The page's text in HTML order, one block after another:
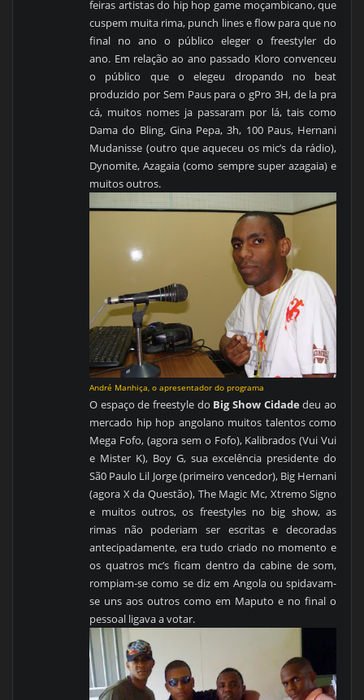
feiras artistas do hip hop game moçambicano, que
cuspem muita rima, punch lines e flow para que no
final no ano o público eleger o freestyler do
ano. Em relação ao ano passado Kloro convenceu
o público que o elegeu dropando no beat
produzido por Sem Paus para o gPro 3H, de la pra
cá, muitos nomes ja passaram por lá, tais como
Dama do Bling, Gina Pepa, 3h, 100 Paus, Hernani
Mudanisse (outro que aqueceu os mic’s da rádio),
Dynomite, Azagaia (como sempre super azagaia) e
muitos outros.
André Manhiça, o apresentador do programa
O espaço de freestyle do Big Show Cidade deu ao
mercado hip hop angolano muitos talentos como
Mega Fofo, (agora sem o Fofo), Kalibrados (Vui Vui
e Mister K), Boy G, sua excelência presidente do
Sã0 Paulo Lil Jorge (primeiro vencedor), Big Hernani
(agora X da Questão), The Magic Mc, Xtremo Signo
e muitos outros, os freestyles no big show, as
rimas não poderiam ser escritas e decoradas
antecipadamente, era tudo criado no momento e
os quatros mc’s ficam dentro da cabine de som,
rompiam-se como se diz em Angola ou spidavam-
se uns aos outros como em Maputo e no final o
pessoal ligava a votar.